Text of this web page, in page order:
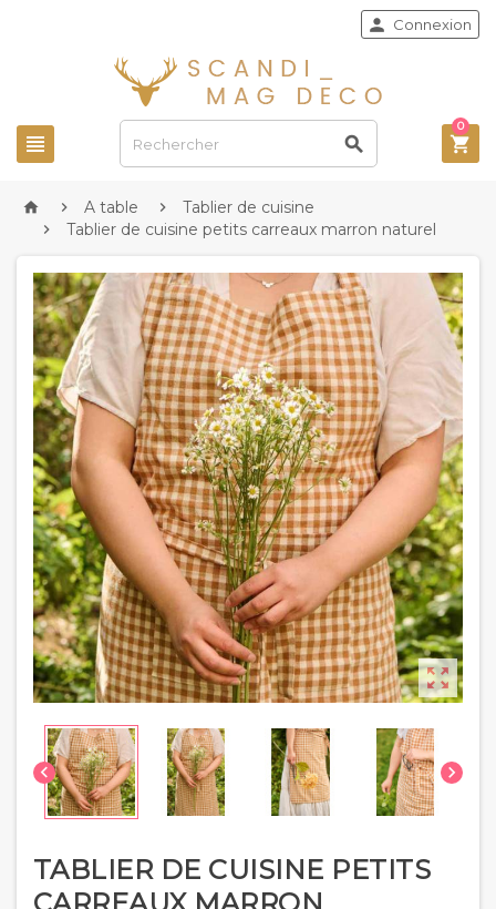
 
 Connexion

0
  A table  Tablier de cuisine
 Tablier de cuisine petits carreaux marron naturel

 
TABLIER DE CUISINE PETITS
CARREAUX MARRON